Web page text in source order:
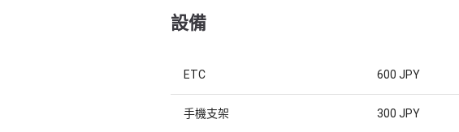
設備
ETC 600 JPY
手機支架 300 JPY